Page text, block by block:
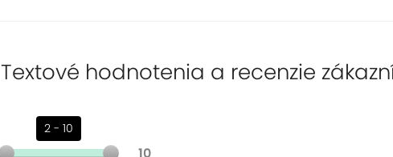
Textové hodnotenia a recenzie
2 - 10